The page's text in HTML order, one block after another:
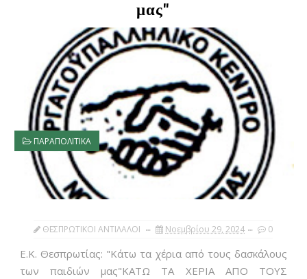
μας"
ΠΑΡΑΠΟΛΙΤΙΚΑ
ΘΕΣΠΡΩΤΙΚΟΙ ΑΝΤΙΛΑΛΟΙ Νοεμβρίου 29, 2024 0
Ε.Κ. Θεσπρωτίας: "Κάτω τα χέρια από τους δασκάλους
των παιδιών μας"ΚΑΤΩ ΤΑ ΧΕΡΙΑ ΑΠΟ ΤΟΥΣ